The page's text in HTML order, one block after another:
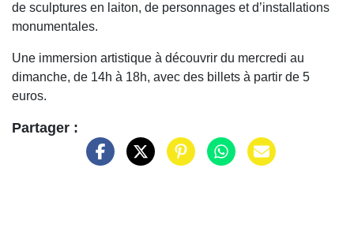
de sculptures en laiton, de personnages et d’installations
monumentales.
Une immersion artistique à découvrir du mercredi au
dimanche, de 14h à 18h, avec des billets à partir de 5
euros.
Partager :